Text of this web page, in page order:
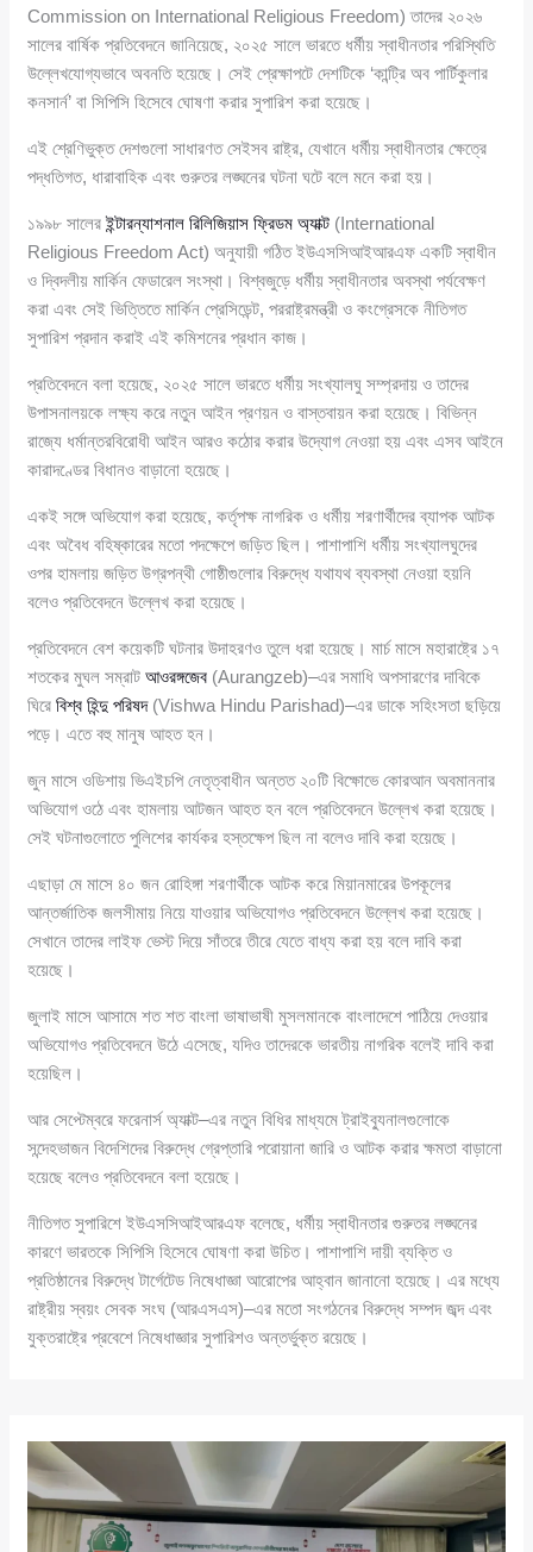
Commission on International Religious Freedom) তাদের ২০২৬
সালের বার্ষিক প্রতিবেদনে জানিয়েছে, ২০২৫ সালে ভারতে ধর্মীয় স্বাধীনতার পরিস্থিতি
উল্লেখযোগ্যভাবে অবনতি হয়েছে। সেই প্রেক্ষাপটে দেশটিকে ‘কান্ট্রি অব পার্টিকুলার
কনসার্ন’ বা সিপিসি হিসেবে ঘোষণা করার সুপারিশ করা হয়েছে।
এই শ্রেণিভুক্ত দেশগুলো সাধারণত সেইসব রাষ্ট্র, যেখানে ধর্মীয় স্বাধীনতার ক্ষেত্রে
পদ্ধতিগত, ধারাবাহিক এবং গুরুতর লঙ্ঘনের ঘটনা ঘটে বলে মনে করা হয়।
১৯৯৮ সালেরইন্টারন্যাশনাল রিলিজিয়াস ফ্রিডম অ্যাক্ট (International
Religious Freedom Act) অনুযায়ী গঠিত ইউএসসিআইআরএফ একটি স্বাধীন
ও দ্বিদলীয় মার্কিন ফেডারেল সংস্থা। বিশ্বজুড়ে ধর্মীয় স্বাধীনতার অবস্থা পর্যবেক্ষণ
করা এবং সেই ভিত্তিতে মার্কিন প্রেসিডেন্ট, পররাষ্ট্রমন্ত্রী ও কংগ্রেসকে নীতিগত
সুপারিশ প্রদান করাই এই কমিশনের প্রধান কাজ।
প্রতিবেদনে বলা হয়েছে, ২০২৫ সালে ভারতে ধর্মীয় সংখ্যালঘু সম্প্রদায় ও তাদের
উপাসনালয়কে লক্ষ্য করে নতুন আইন প্রণয়ন ও বাস্তবায়ন করা হয়েছে। বিভিন্ন
রাজ্যে ধর্মান্তরবিরোধী আইন আরও কঠোর করার উদ্যোগ নেওয়া হয় এবং এসব আইনে
কারাদণ্ডের বিধানও বাড়ানো হয়েছে।
একই সঙ্গে অভিযোগ করা হয়েছে, কর্তৃপক্ষ নাগরিক ও ধর্মীয় শরণার্থীদের ব্যাপক আটক
এবং অবৈধ বহিষ্কারের মতো পদক্ষেপে জড়িত ছিল। পাশাপাশি ধর্মীয় সংখ্যালঘুদের
ওপর হামলায় জড়িত উগ্রপন্থী গোষ্ঠীগুলোর বিরুদ্ধে যথাযথ ব্যবস্থা নেওয়া হয়নি
বলেও প্রতিবেদনে উল্লেখ করা হয়েছে।
প্রতিবেদনে বেশ কয়েকটি ঘটনার উদাহরণও তুলে ধরা হয়েছে। মার্চ মাসে মহারাষ্ট্রে ১৭
শতকের মুঘল সম্রাটআওরঙ্গজেব (Aurangzeb)–এর সমাধি অপসারণের দাবিকে
ঘিরেবিশ্ব হিন্দু পরিষদ(Vishwa Hindu Parishad)–এর ডাকে সহিংসতা ছড়িয়ে
পড়ে। এতে বহু মানুষ আহত হন।
জুন মাসে ওডিশায় ভিএইচপি নেতৃত্বাধীন অন্তত ২০টি বিক্ষোভে কোরআন অবমাননার
অভিযোগ ওঠে এবং হামলায় আটজন আহত হন বলে প্রতিবেদনে উল্লেখ করা হয়েছে।
সেই ঘটনাগুলোতে পুলিশের কার্যকর হস্তক্ষেপ ছিল না বলেও দাবি করা হয়েছে।
এছাড়া মে মাসে ৪০ জন রোহিঙ্গা শরণার্থীকে আটক করে মিয়ানমারের উপকূলের
আন্তর্জাতিক জলসীমায় নিয়ে যাওয়ার অভিযোগও প্রতিবেদনে উল্লেখ করা হয়েছে।
সেখানে তাদের লাইফ ভেস্ট দিয়ে সাঁতরে তীরে যেতে বাধ্য করা হয় বলে দাবি করা
হয়েছে।
জুলাই মাসে আসামে শত শত বাংলা ভাষাভাষী মুসলমানকে বাংলাদেশে পাঠিয়ে দেওয়ার
অভিযোগও প্রতিবেদনে উঠে এসেছে, যদিও তাদেরকে ভারতীয় নাগরিক বলেই দাবি করা
হয়েছিল।
আর সেপ্টেম্বরে ফরেনার্স অ্যাক্ট–এর নতুন বিধির মাধ্যমে ট্রাইব্যুনালগুলোকে
সন্দেহভাজন বিদেশিদের বিরুদ্ধে গ্রেপ্তারি পরোয়ানা জারি ও আটক করার ক্ষমতা বাড়ানো
হয়েছে বলেও প্রতিবেদনে বলা হয়েছে।
নীতিগত সুপারিশে ইউএসসিআইআরএফ বলেছে, ধর্মীয় স্বাধীনতার গুরুতর লঙ্ঘনের
কারণে ভারতকে সিপিসি হিসেবে ঘোষণা করা উচিত। পাশাপাশি দায়ী ব্যক্তি ও
প্রতিষ্ঠানের বিরুদ্ধে টার্গেটেড নিষেধাজ্ঞা আরোপের আহ্বান জানানো হয়েছে। এর মধ্যে
রাষ্ট্রীয় স্বয়ং সেবক সংঘ (আরএসএস)–এর মতো সংগঠনের বিরুদ্ধে সম্পদ জব্দ এবং
যুক্তরাষ্ট্রে প্রবেশে নিষেধাজ্ঞার সুপারিশও অন্তর্ভুক্ত রয়েছে।